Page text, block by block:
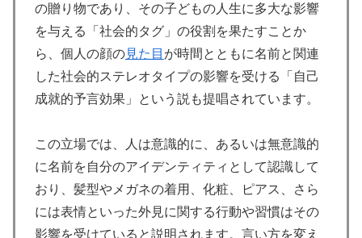
の贈り物であり、その子どもの人生に多大な影響
を与える「社会的タグ」の役割を果たすことか
ら、個人の顔の見た目 が時間とともに名前と関連
した社会的ステレオタイプの影響を受ける「自己
成就的予言効果」という説も提唱されています。
この立場では、人は意識的に、あるいは無意識的
に名前を自分のアイデンティティとして認識して
おり、髪型やメガネの着用、化粧、ピアス、さら
には表情といった外見に関する行動や習慣はその
影響を受けていると説明されます。言い方を変え